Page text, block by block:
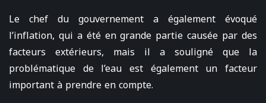
Le chef du gouvernement a également évoqué
l’inflation, qui a été en grande partie causée par des
facteurs extérieurs, mais il a souligné que la
problématique de l’eau est également un facteur
important à prendre en compte.